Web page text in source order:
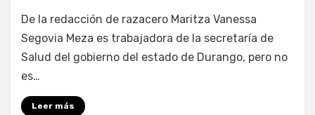
por Fernando Miranda Servín
De la redacción de razacero Maritza Vanessa
Segovia Meza es trabajadora de la secretaría de
Salud del gobierno del estado de Durango, pero no
es…
Leer más